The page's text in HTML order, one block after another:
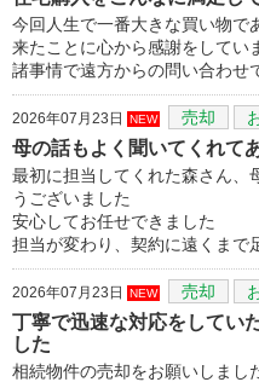
今回人生で一番大きな買い物で
来たことに心から感謝をしてい
諸事情で遠方からの問い合わせ
2026年07月23日 NEW 売却
母の話もよく聞いてくれて
最初に担当してくれた森さん、
うございました
安心してお任せできました
担当が変わり、契約に遠くまで
2026年07月23日 NEW 売却
丁寧で迅速な対応をしてい
した
相続物件の売却をお願いしまし